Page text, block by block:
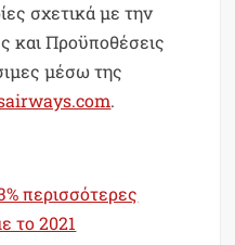
σχετικά με την
και Προϋποθέσεις
μέσω της
.
περισσότερες
το 2021